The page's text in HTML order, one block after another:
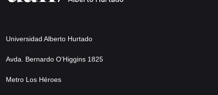
Universidad Alberto Hurtado
Avda. Bernardo O’Higgins 1825
Metro Los Héroes